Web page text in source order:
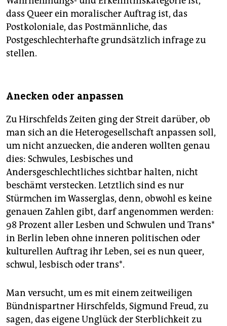
dass Queer ein moralischer Auftrag ist, das
Postkoloniale, das Postmännliche, das
Postgeschlechter­hafte grundsätzlich infrage zu
stellen.
Anecken oder anpassen
Zu Hirschfelds Zeiten ging der Streit darüber, ob
man sich an die Heterogesellschaft anpassen soll,
um nicht anzuecken, die anderen wollten genau
dies: Schwules, Lesbisches und
Andersgeschlechtliches sichtbar halten, nicht
beschämt verstecken. Letztlich sind es nur
Stürmchen im Wasserglas, denn, obwohl es keine
genauen Zahlen gibt, darf angenommen werden:
98 Prozent aller Lesben und Schwulen und Trans*
in Berlin leben ohne inneren politischen oder
kulturellen Auftrag ihr Leben, sei es nun queer,
schwul, lesbisch oder trans*.
Man versucht, um es mit einem zeitweiligen
Bündnispartner Hirschfelds, Sigmund Freud, zu
sagen, das eigene Unglück der Sterblichkeit zu